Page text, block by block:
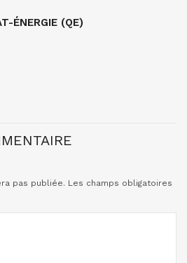
ÉNERGIE (QE)
pas publiée. Les champs obligatoires